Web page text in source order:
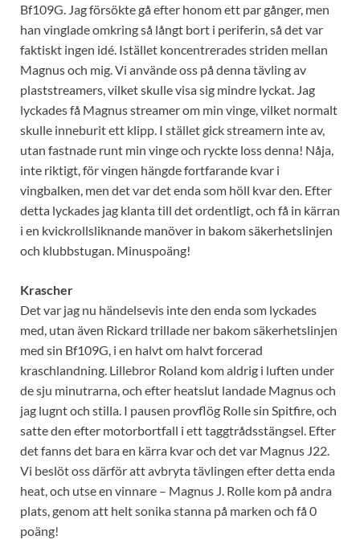
Bf109G. Jag försökte gå efter honom ett par gånger, men
han vinglade omkring så långt bort i periferin, så det var
faktiskt ingen idé. Istället koncentrerades striden mellan
Magnus och mig. Vi använde oss på denna tävling av
plaststreamers, vilket skulle visa sig mindre lyckat. Jag
lyckades få Magnus streamer om min vinge, vilket normalt
skulle inneburit ett klipp. I stället gick streamern inte av,
utan fastnade runt min vinge och ryckte loss denna! Nåja,
inte riktigt, för vingen hängde fortfarande kvar i
vingbalken, men det var det enda som höll kvar den. Efter
detta lyckades jag klanta till det ordentligt, och få in kärran
i en kvickrollsliknande manöver in bakom säkerhetslinjen
och klubbstugan. Minuspoäng!
Krascher
Det var jag nu händelsevis inte den enda som lyckades
med, utan även Rickard trillade ner bakom säkerhetslinjen
med sin Bf109G, i en halvt om halvt forcerad
kraschlandning. Lillebror Roland kom aldrig i luften under
de sju minutrarna, och efter heatslut landade Magnus och
jag lugnt och stilla. I pausen provflög Rolle sin Spitfire, och
satte den efter motorbortfall i ett taggtrådsstängsel. Efter
det fanns det bara en kärra kvar och det var Magnus J22.
Vi beslöt oss därför att avbryta tävlingen efter detta enda
heat, och utse en vinnare – Magnus J. Rolle kom på andra
plats, genom att helt sonika stanna på marken och få 0
poäng!